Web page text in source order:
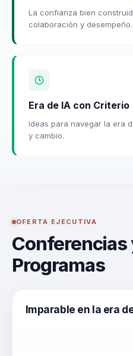
La confianza bien
colaboración y desempeño.
Era de IA con Criterio
Ideas para navegar la era
y cambio.
OFERTA EJECUTIVA
Conferencias
Programas
Imparable en la era